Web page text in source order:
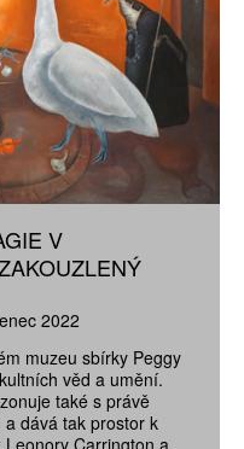
V
2022
muzeu sbírky Peggy
věd a umění.
také s právě
dává tak prostor k